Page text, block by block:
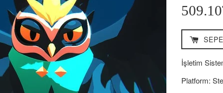
Normal
Fiyat
İşletim
Platform: